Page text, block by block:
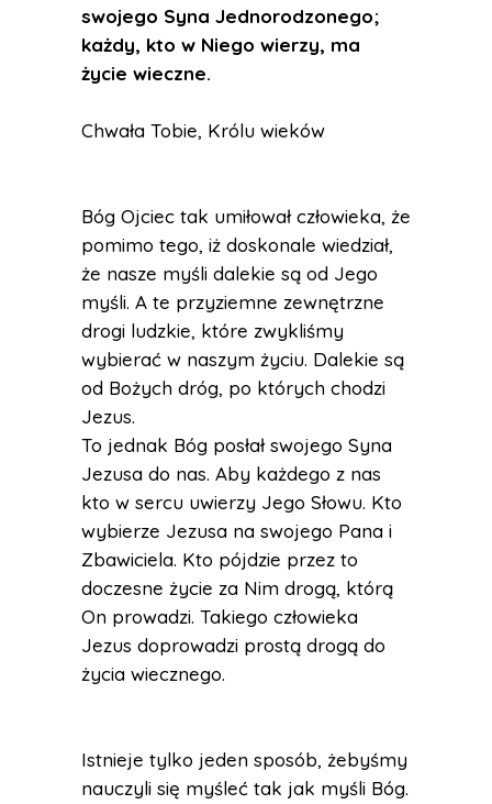
swojego Syna Jednorodzonego;
każdy, kto w Niego wierzy, ma
życie wieczne.
Chwała Tobie, Królu wieków
Bóg Ojciec tak umiłował człowieka, że
pomimo tego, iż doskonale wiedział,
że nasze myśli dalekie są od Jego
myśli. A te przyziemne zewnętrzne
drogi ludzkie, które zwykliśmy
wybierać w naszym życiu. Dalekie są
od Bożych dróg, po których chodzi
Jezus.
To jednak Bóg posłał swojego Syna
Jezusa do nas. Aby każdego z nas
kto w sercu uwierzy Jego Słowu. Kto
wybierze Jezusa na swojego Pana i
Zbawiciela. Kto pójdzie przez to
doczesne życie za Nim drogą, którą
On prowadzi. Takiego człowieka
Jezus doprowadzi prostą drogą do
życia wiecznego.
Istnieje tylko jeden sposób, żebyśmy
nauczyli się myśleć tak jak myśli Bóg.